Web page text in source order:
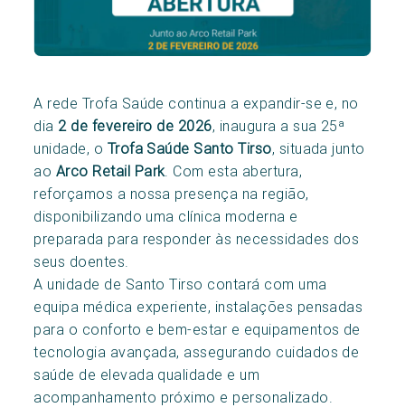
A rede Trofa Saúde continua a expandir-se e, no
dia 2 de fevereiro de 2026, inaugura a sua 25ª
unidade, o Trofa Saúde Santo Tirso, situada junto
ao Arco Retail Park . Com esta abertura,
reforçamos a nossa presença na região,
disponibilizando uma clínica moderna e
preparada para responder às necessidades dos
seus doentes.
A unidade de Santo Tirso contará com uma
equipa médica experiente, instalações pensadas
para o conforto e bem-estar e equipamentos de
tecnologia avançada, assegurando cuidados de
saúde de elevada qualidade e um
acompanhamento próximo e personalizado.